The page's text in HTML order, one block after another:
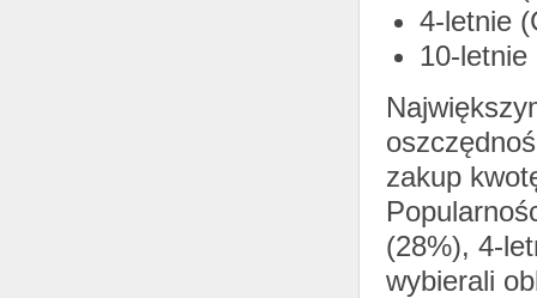
4-letnie
10-letnie
zakup
(28%), 4-
wybierali